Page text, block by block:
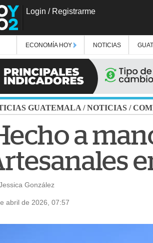
Login / Registrarme
ECONOMÍA HOY NOTICIAS
GUATEMALA /NOTICIAS /
a
González
abril de 2026, 07:57